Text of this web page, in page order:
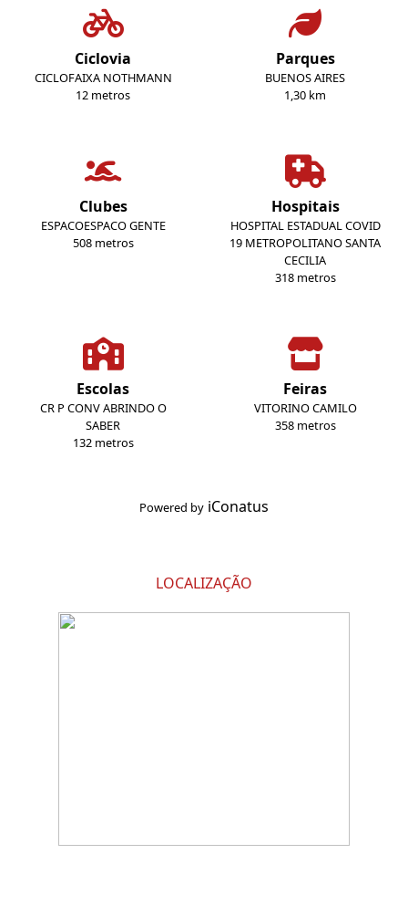
Ciclovia
CICLOFAIXA NOTHMANN
12 metros
Parques
BUENOS AIRES
1,30 km
Clubes
ESPACOESPACO GENTE
508 metros
Hospitais
HOSPITAL ESTADUAL COVID
19 METROPOLITANO SANTA
CECILIA
318 metros
Escolas
CR P CONV ABRINDO O
SABER
132 metros
Feiras
VITORINO CAMILO
358 metros
Powered by iConatus
LOCALIZAÇÃO